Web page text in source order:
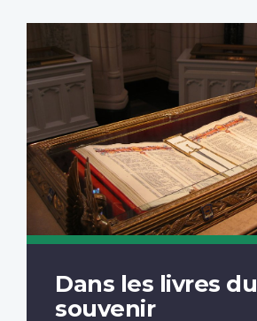
Dans les livres du
souvenir